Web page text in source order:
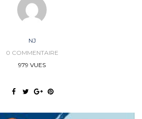
NJ
0 COMMENTAIRE
979 VUES